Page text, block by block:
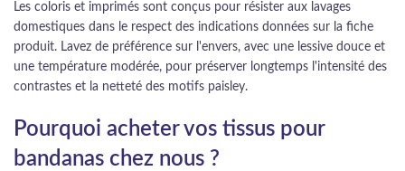
Les coloris et imprimés sont conçus pour résister aux lavages
domestiques dans le respect des indications données sur la fiche
produit. Lavez de préférence sur l'envers, avec une lessive douce et
une température modérée, pour préserver longtemps l'intensité des
contrastes et la netteté des motifs paisley.
Pourquoi acheter vos tissus pour
bandanas chez nous ?